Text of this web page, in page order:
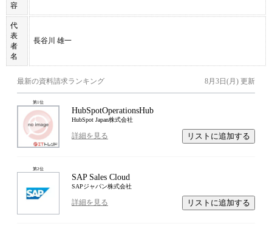
容
代
表
者
名
長谷川 雄一
最新の資料請求ランキング 8月3日(月) 更新
第1位
HubSpotOperationsHub
HubSpot Japan株式会社
詳細を見る リストに追加する
第2位
SAP Sales Cloud
SAPジャパン株式会社
詳細を見る リストに追加する